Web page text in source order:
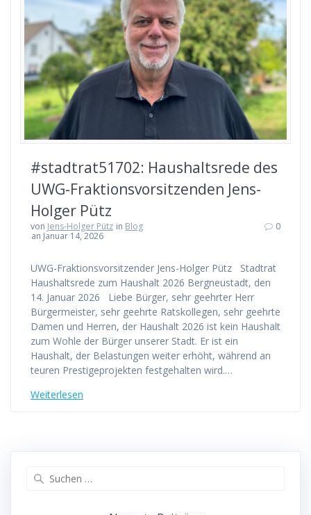
#stadtrat51702: Haushaltsrede des
UWG-Fraktionsvorsitzenden Jens-
Holger Pütz
von Jens-Holger Pütz in Blog
an Januar 14, 2026
0
UWG-Fraktionsvorsitzender Jens-Holger Pütz Stadtrat
Haushaltsrede zum Haushalt 2026 Bergneustadt, den
14. Januar 2026 Liebe Bürger, sehr geehrter Herr
Bürgermeister, sehr geehrte Ratskollegen, sehr geehrte
Damen und Herren, der Haushalt 2026 ist kein Haushalt
zum Wohle der Bürger unserer Stadt. Er ist ein
Haushalt, der Belastungen weiter erhöht, während an
teuren Prestigeprojekten festgehalten wird.…
Weiterlesen